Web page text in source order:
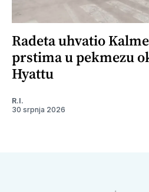
Radeta uhvatio
prstima u pekmezu
Hyattu
R.I.
30 srpnja 2026